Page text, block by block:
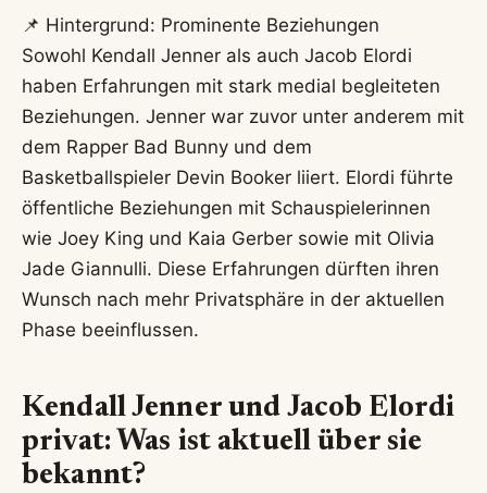
📌 Hintergrund: Prominente Beziehungen
Sowohl Kendall Jenner als auch Jacob Elordi
haben Erfahrungen mit stark medial begleiteten
Beziehungen. Jenner war zuvor unter anderem mit
dem Rapper Bad Bunny und dem
Basketballspieler Devin Booker liiert. Elordi führte
öffentliche Beziehungen mit Schauspielerinnen
wie Joey King und Kaia Gerber sowie mit Olivia
Jade Giannulli. Diese Erfahrungen dürften ihren
Wunsch nach mehr Privatsphäre in der aktuellen
Phase beeinflussen.
Kendall Jenner und Jacob Elordi
privat: Was ist aktuell über sie
bekannt?